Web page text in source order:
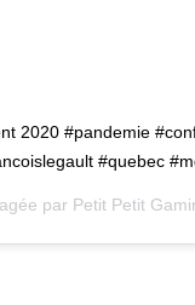
2020 #pandemie
#quebec
par Petit Petit